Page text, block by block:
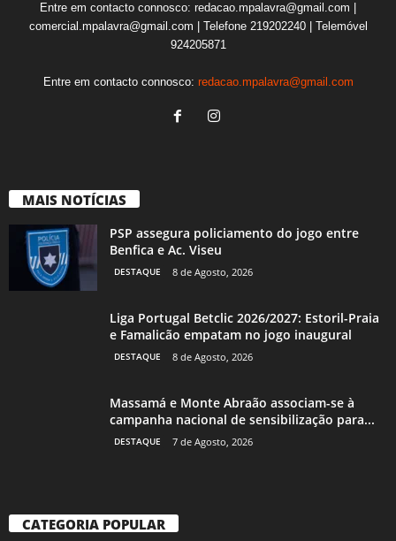
Entre em contacto connosco: redacao.mpalavra@gmail.com |
comercial.mpalavra@gmail.com | Telefone 219202240 | Telemóvel
924205871
Entre em contacto connosco: redacao.mpalavra@gmail.com
MAIS NOTÍCIAS
PSP assegura policiamento do jogo entre
Benfica e Ac. Viseu
DESTAQUE 8 de Agosto, 2026
Liga Portugal Betclic 2026/2027: Estoril-Praia
e Famalicão empatam no jogo inaugural
DESTAQUE 8 de Agosto, 2026
Massamá e Monte Abraão associam-se à
campanha nacional de sensibilização para...
DESTAQUE 7 de Agosto, 2026
CATEGORIA POPULAR